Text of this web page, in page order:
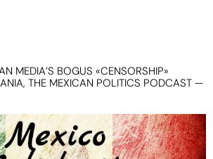
MEDIA’S BOGUS «CENSORSHIP»
THE MEXICAN POLITICS PODCAST —